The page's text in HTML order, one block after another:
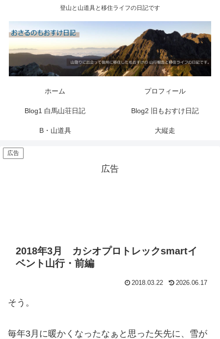
登山と山道具と移住ライフの日記です
ホーム プロフィール
Blog1 白馬山荘日記 Blog2 旧もおすけ日記
B・山道具 大縦走
広告
広告
2018年3月 カシオプロトレックsmartイ
ベント山行・前編
2018.03.22 2026.06.17
そう。
毎年3月に暖かくなったなぁと思った矢先に、雪が